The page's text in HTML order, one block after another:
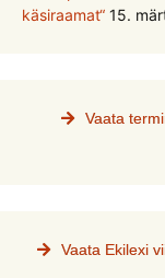
käsiraamat“ 15.
Vaata
Vaata Ekilexi